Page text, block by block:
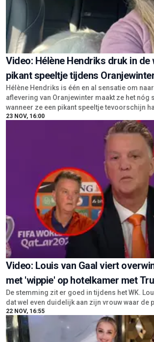
Video: Hélène Hendriks druk in de
pikant speeltje tijdens
Hélène Hendriks is één en al sensatie om
aflevering van Oranjewinter maakt ze het nóg
wanneer ze een pikant speeltje tevoorschijn
23 NOV, 16:00
Video: Louis van Gaal viert
met 'wippie' op hotelkamer met
De stemming zit er goed in tijdens het WK.
dat wel even duidelijk aan zijn vrouw waar de
22 NOV, 16:55